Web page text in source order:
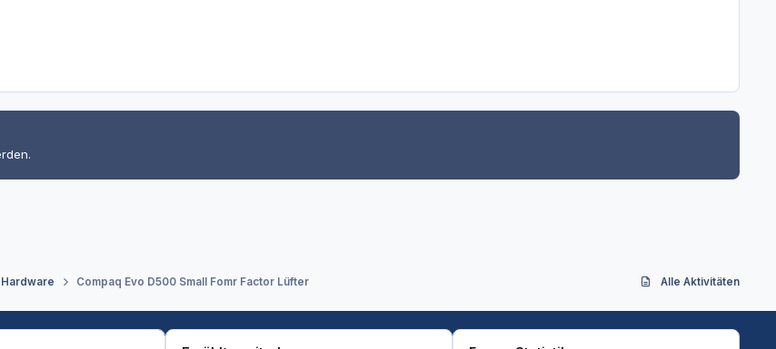
Hardware Compaq Evo D500 Small Fomr Factor Lüfter Alle Aktivitäten